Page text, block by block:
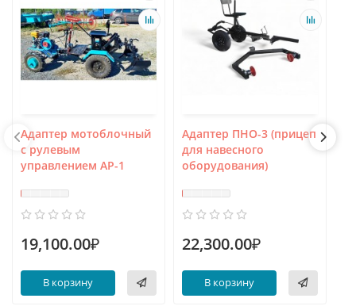
Адаптер мотоблочный
с рулевым
управлением АР-1
19,100.00₽
В корзину
Адаптер ПНО-3 (прицеп
для навесного
оборудования)
22,300.00₽
В корзину